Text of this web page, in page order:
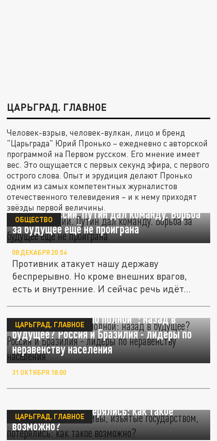
ЦАРЬГРАД. ГЛАВНОЕ
Человек-взрыв, человек-вулкан, лицо и бренд
"Царьграда" Юрий Пронько – ежедневно с авторской
программой на Первом русском. Его мнение имеет
вес. Это ощущается с первых секунд эфира, с первого
острого слова. Опыт и эрудиция делают Пронько
одним из самых компетентных журналистов
отечественного телевидения – и к нему приходят
звёзды первой величины.
Удар по России. Путин дал команду. Борьба
за будущее ещё не проиграна
ОБЩЕСТВО
08 ДЕКАБРЯ 20:54
Противник атакует нашу державу
беспрерывно. Но кроме внешних врагов,
есть и внутренние. И сейчас речь идёт...
"В 90-е хлебнули по полной": назад в
будущее? Россия и Бразилия - лидеры по
неравенству населения
ЦАРЬГРАД. ГЛАВНОЕ
31 ОКТЯБРЯ 18:00
государством, потерялись: как такое
возможно?
ЦАРЬГРАД. ГЛАВНОЕ